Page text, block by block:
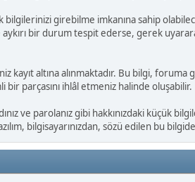
bilgilerinizi girebilme imkanına sahip
bir durum tespit ederse, gerek
altına alınmaktadır. Bu bilgi,
parçasını ihlâl etmeniz halinde oluşabilir.
ve parolanız gibi hakkınızdaki
bilgisayarınızdan, sözü edilen bu